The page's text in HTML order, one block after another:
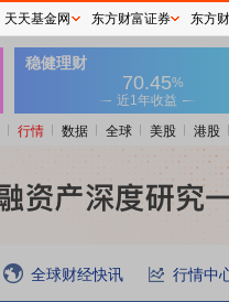
行情 数据 全球 美股 港股
全球财经快讯 行情中
天天基金网 东方财富证券 东方